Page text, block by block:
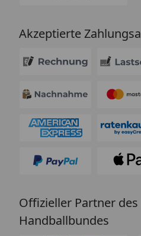
Akzeptierte
Offizieller Partner
Handballbundes